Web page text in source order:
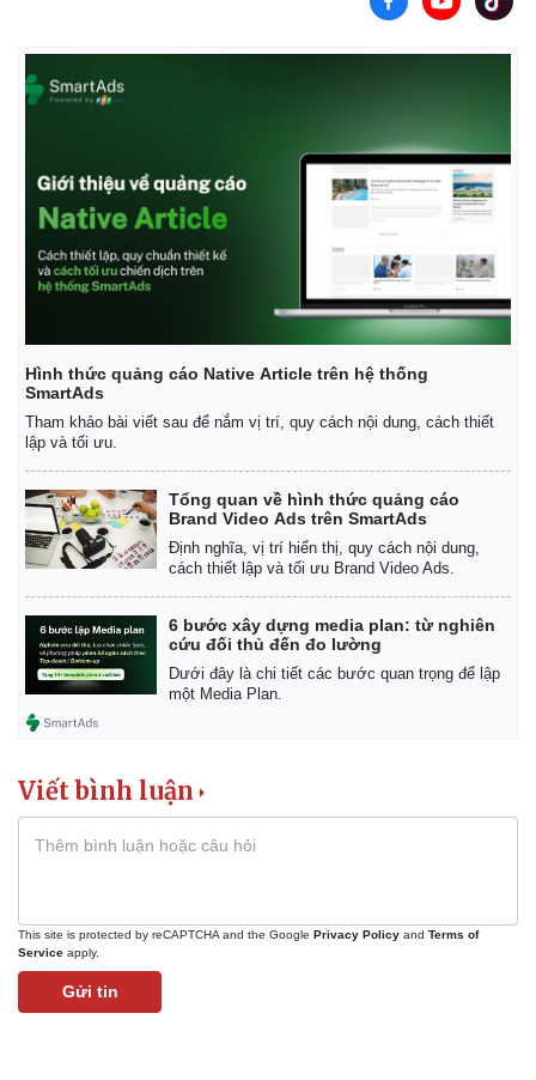
Kinh tế
Bất động sản
Thị trường
Tỷ giá
Chứng khoán
Giá cà phê
Hình thức quảng cáo Native Article trên hệ thống
SmartAds
Tham khảo bài viết sau để nắm vị trí, quy cách nội dung, cách thiết
lập và tối ưu.
Tổng quan về hình thức quảng cáo
Brand Video Ads trên SmartAds
Định nghĩa, vị trí hiển thị, quy cách nội dung,
cách thiết lập và tối ưu Brand Video Ads.
6 bước xây dựng media plan: từ nghiên
cứu đối thủ đến đo lường
Dưới đây là chi tiết các bước quan trọng để lập
một Media Plan.
Viết bình luận
This site is protected by reCAPTCHA and the Google Privacy Policy and Terms of
Service apply.
Gửi tin